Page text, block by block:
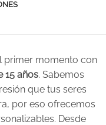
primer momento con
15 años. Sabemos
que tus seres
por eso ofrecemos
Desde